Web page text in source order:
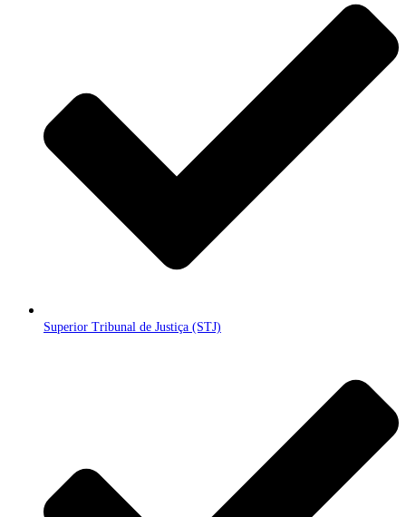
Superior Tribunal de Justiça (STJ)